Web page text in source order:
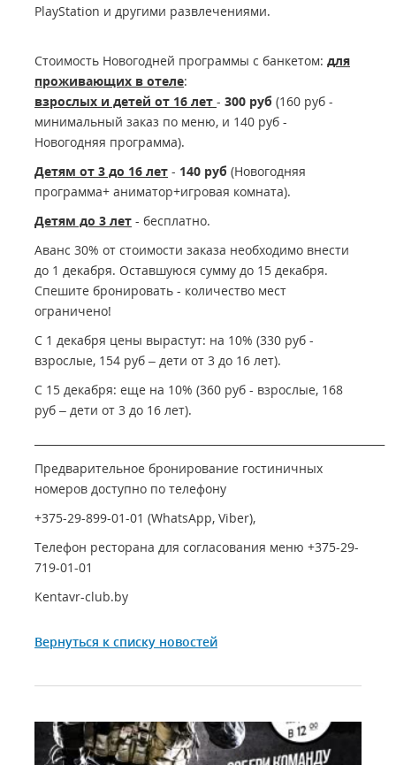
PlayStation и другими развлечениями.
Стоимость Новогодней программы с банкетом: для
проживающих в отеле:
взрослых и детей от 16 лет - 300 руб (160 руб -
минимальный заказ по меню, и 140 руб -
Новогодняя программа).
Детям от 3 до 16 лет - 140 руб (Новогодняя
программа+ аниматор+игровая комната).
Детям до 3 лет - бесплатно.
Аванс 30% от стоимости заказа необходимо внести
до 1 декабря. Оставшуюся сумму до 15 декабря.
Спешите бронировать - количество мест
ограничено!
С 1 декабря цены вырастут: на 10% (330 руб -
взрослые, 154 руб – дети от 3 до 16 лет).
С 15 декабря: еще на 10% (360 руб - взрослые, 168
руб – дети от 3 до 16 лет).
Предварительное бронирование гостиничных
номеров доступно по телефону
+375-29-899-01-01 (WhatsApp, Viber),
Телефон ресторана для согласования меню +375-29-
719-01-01
Kentavr-club.by
Вернуться к списку новостей